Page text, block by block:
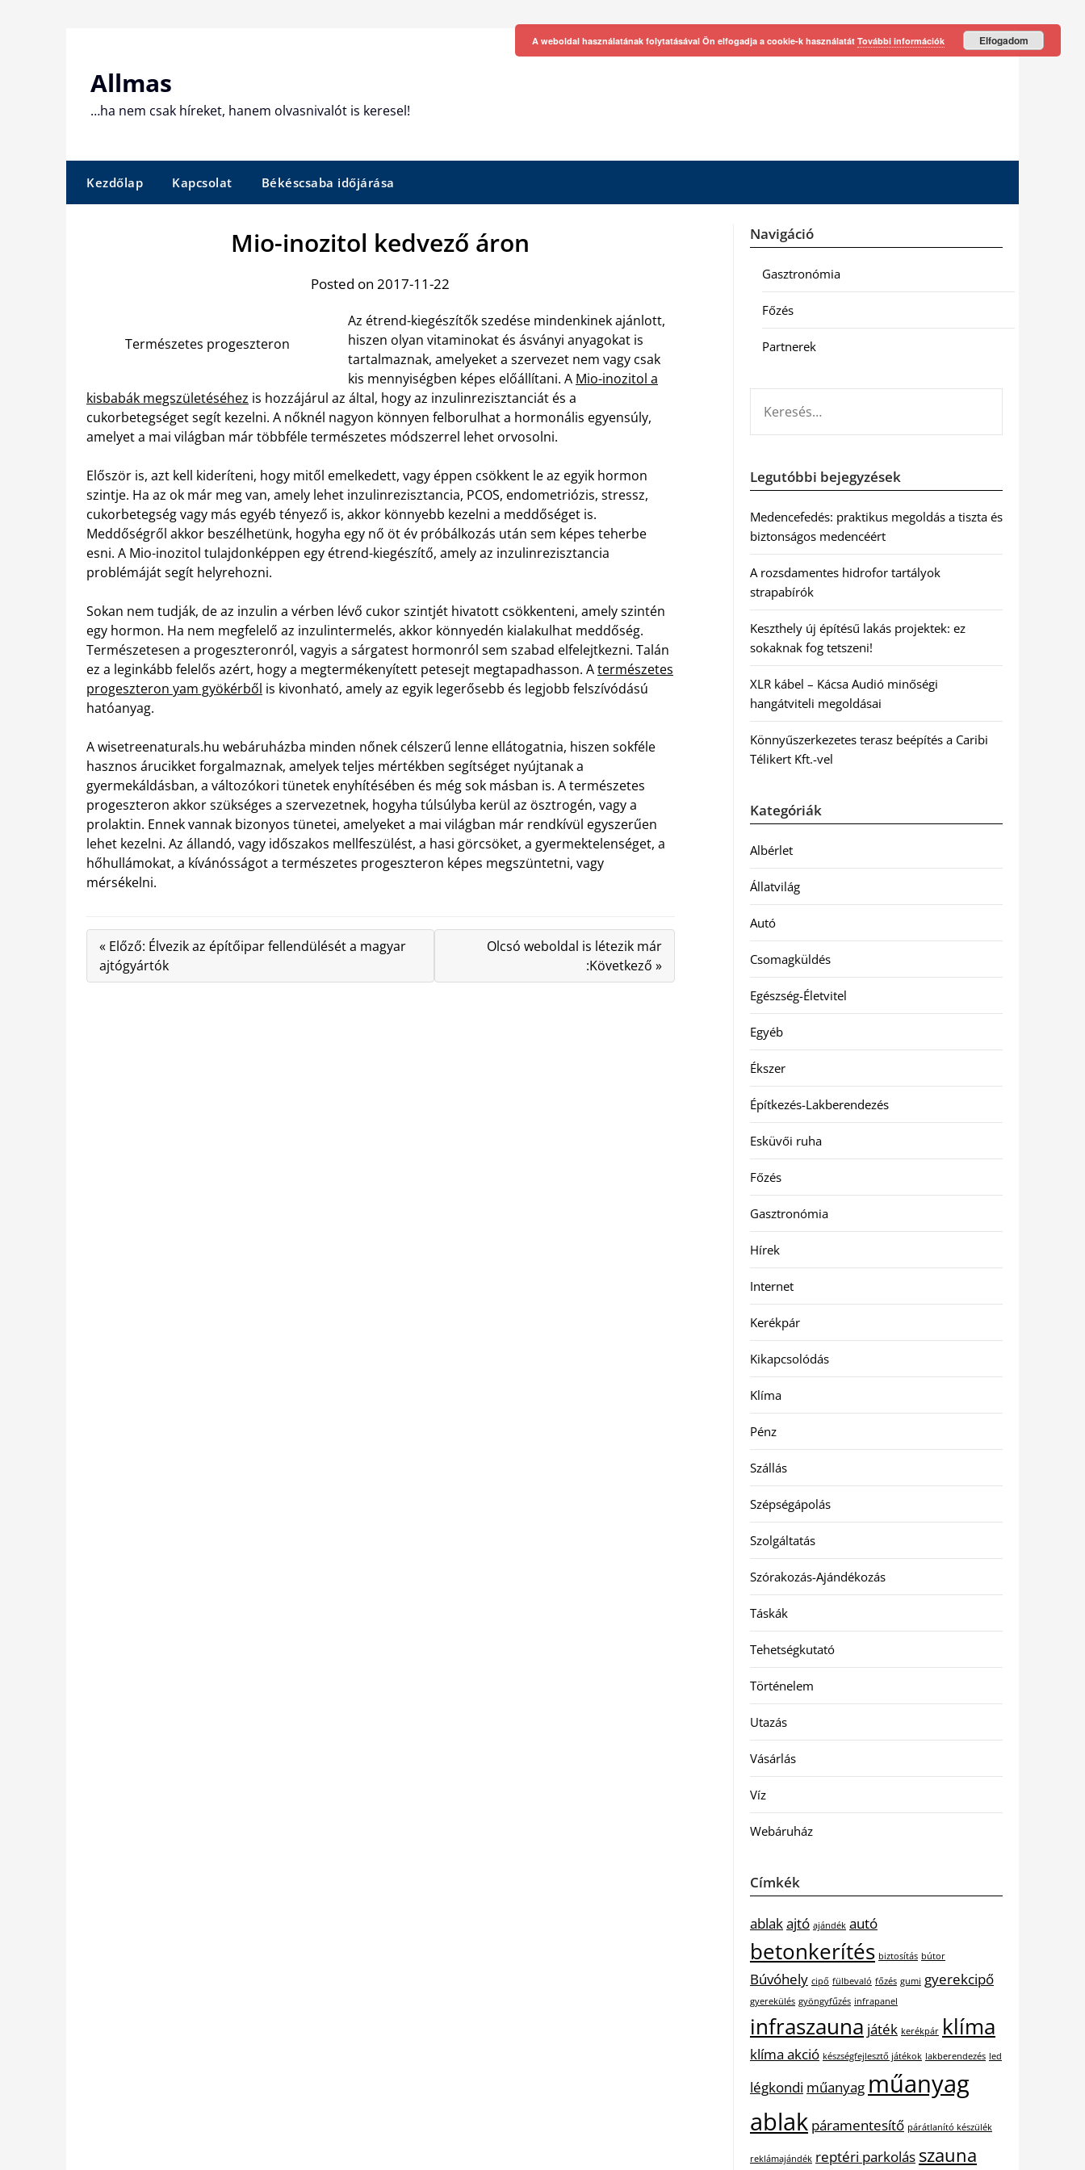
Allmas
…ha nem csak híreket, hanem olvasnivalót is keresel!
Kezdőlap Kapcsolat Békéscsaba időjárása
Mio-inozitol kedvező áron
Posted on 2017-11-22
Természetes progeszteron
Az étrend-kiegészítők szedése mindenkinek ajánlott,
hiszen olyan vitaminokat és ásványi anyagokat is
tartalmaznak, amelyeket a szervezet nem vagy csak
kis mennyiségben képes előállítani. A Mio-inozitol a
kisbabák megszületéséhez is hozzájárul az által, hogy az inzulinrezisztanciát és a
cukorbetegséget segít kezelni. A nőknél nagyon könnyen felborulhat a hormonális egyensúly,
amelyet a mai világban már többféle természetes módszerrel lehet orvosolni.
Először is, azt kell kideríteni, hogy mitől emelkedett, vagy éppen csökkent le az egyik hormon
szintje. Ha az ok már meg van, amely lehet inzulinrezisztancia, PCOS, endometriózis, stressz,
cukorbetegség vagy más egyéb tényező is, akkor könnyebb kezelni a meddőséget is.
Meddőségről akkor beszélhetünk, hogyha egy nő öt év próbálkozás után sem képes teherbe
esni. A Mio-inozitol tulajdonképpen egy étrend-kiegészítő, amely az inzulinrezisztancia
problémáját segít helyrehozni.
Sokan nem tudják, de az inzulin a vérben lévő cukor szintjét hivatott csökkenteni, amely szintén
egy hormon. Ha nem megfelelő az inzulintermelés, akkor könnyedén kialakulhat meddőség.
Természetesen a progeszteronról, vagyis a sárgatest hormonról sem szabad elfelejtkezni. Talán
ez a leginkább felelős azért, hogy a megtermékenyített petesejt megtapadhasson. Atermészetes
progeszteron yam gyökérből is kivonható, amely az egyik legerősebb és legjobb felszívódású
hatóanyag.
A wisetreenaturals.hu webáruházba minden nőnek célszerű lenne ellátogatnia, hiszen sokféle
hasznos árucikket forgalmaznak, amelyek teljes mértékben segítséget nyújtanak a
gyermekáldásban, a változókori tünetek enyhítésében és még sok másban is. A természetes
progeszteron akkor szükséges a szervezetnek, hogyha túlsúlyba kerül az ösztrogén, vagy a
prolaktin. Ennek vannak bizonyos tünetei, amelyeket a mai világban már rendkívül egyszerűen
lehet kezelni. Az állandó, vagy időszakos mellfeszülést, a hasi görcsöket, a gyermektelenséget, a
hőhullámokat, a kívánósságot a természetes progeszteron képes megszüntetni, vagy
mérsékelni.
« Előző: Élvezik az építőipar fellendülését a magyar
ajtógyártók
Olcsó weboldal is létezik már
:Következő »
Navigáció
Gasztronómia
Főzés
Partnerek
Legutóbbi bejegyzések
Medencefedés: praktikus megoldás a tiszta és
biztonságos medencéért
A rozsdamentes hidrofor tartályok
strapabírók
Keszthely új építésű lakás projektek: ez
sokaknak fog tetszeni!
XLR kábel – Kácsa Audió minőségi
hangátviteli megoldásai
Könnyűszerkezetes terasz beépítés a Caribi
Télikert Kft.-vel
Kategóriák
Albérlet
Állatvilág
Autó
Csomagküldés
Egészség-Életvitel
Egyéb
Ékszer
Építkezés-Lakberendezés
Esküvői ruha
Főzés
Gasztronómia
Hírek
Internet
Kerékpár
Kikapcsolódás
Klíma
Pénz
Szállás
Szépségápolás
Szolgáltatás
Szórakozás-Ajándékozás
Táskák
Tehetségkutató
Történelem
Utazás
Vásárlás
Víz
Webáruház
Címkék
ablakajtó ajándék autó
betonkerítés biztosítás bútor
Búvóhely cipő fülbevaló főzés gumi gyerekcipő
gyerekülés gyöngyfűzés infrapanel
infraszauna játék kerékpár klíma
klíma akció készségfejlesztő játékok lakberendezés led
légkondi műanyag műanyag
ablak páramentesítő párátlanító készülék
reklámajándék reptéri parkolás szauna
A weboldal használatának folytatásával Ön elfogadja a cookie-k használatát További információk Elfogadom